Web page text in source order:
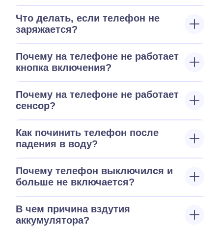
Что делать, если телефон не
заряжается?
Почему на телефоне не работает
кнопка включения?
Почему на телефоне не работает
сенсор?
Как починить телефон после
падения в воду?
Почему телефон выключился и
больше не включается?
В чем причина вздутия
аккумулятора?